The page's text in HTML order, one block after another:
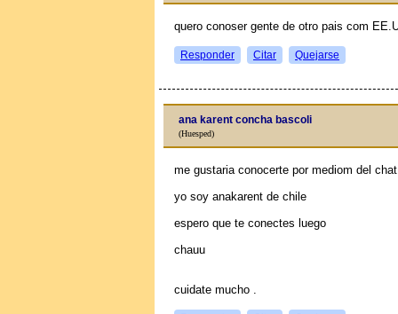
quero conoser gente de otro pais com
Responder Citar Quejarse
ana karent concha bascoli
(Huesped)
me gustaria conocerte por mediom del
yo soy anakarent de chile
espero que te conectes luego
chauu
cuidate mucho .